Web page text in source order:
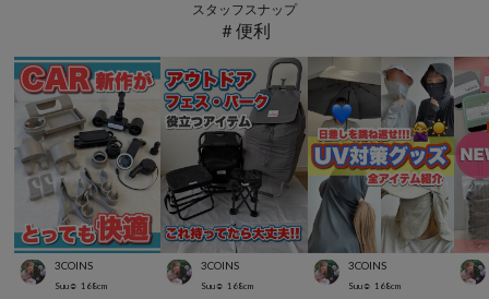
スタッフスナップ
＃便利
3COINS
Suu☺︎ 168cm
3COINS
Suu☺︎ 168cm
3COINS
Suu☺︎ 168cm